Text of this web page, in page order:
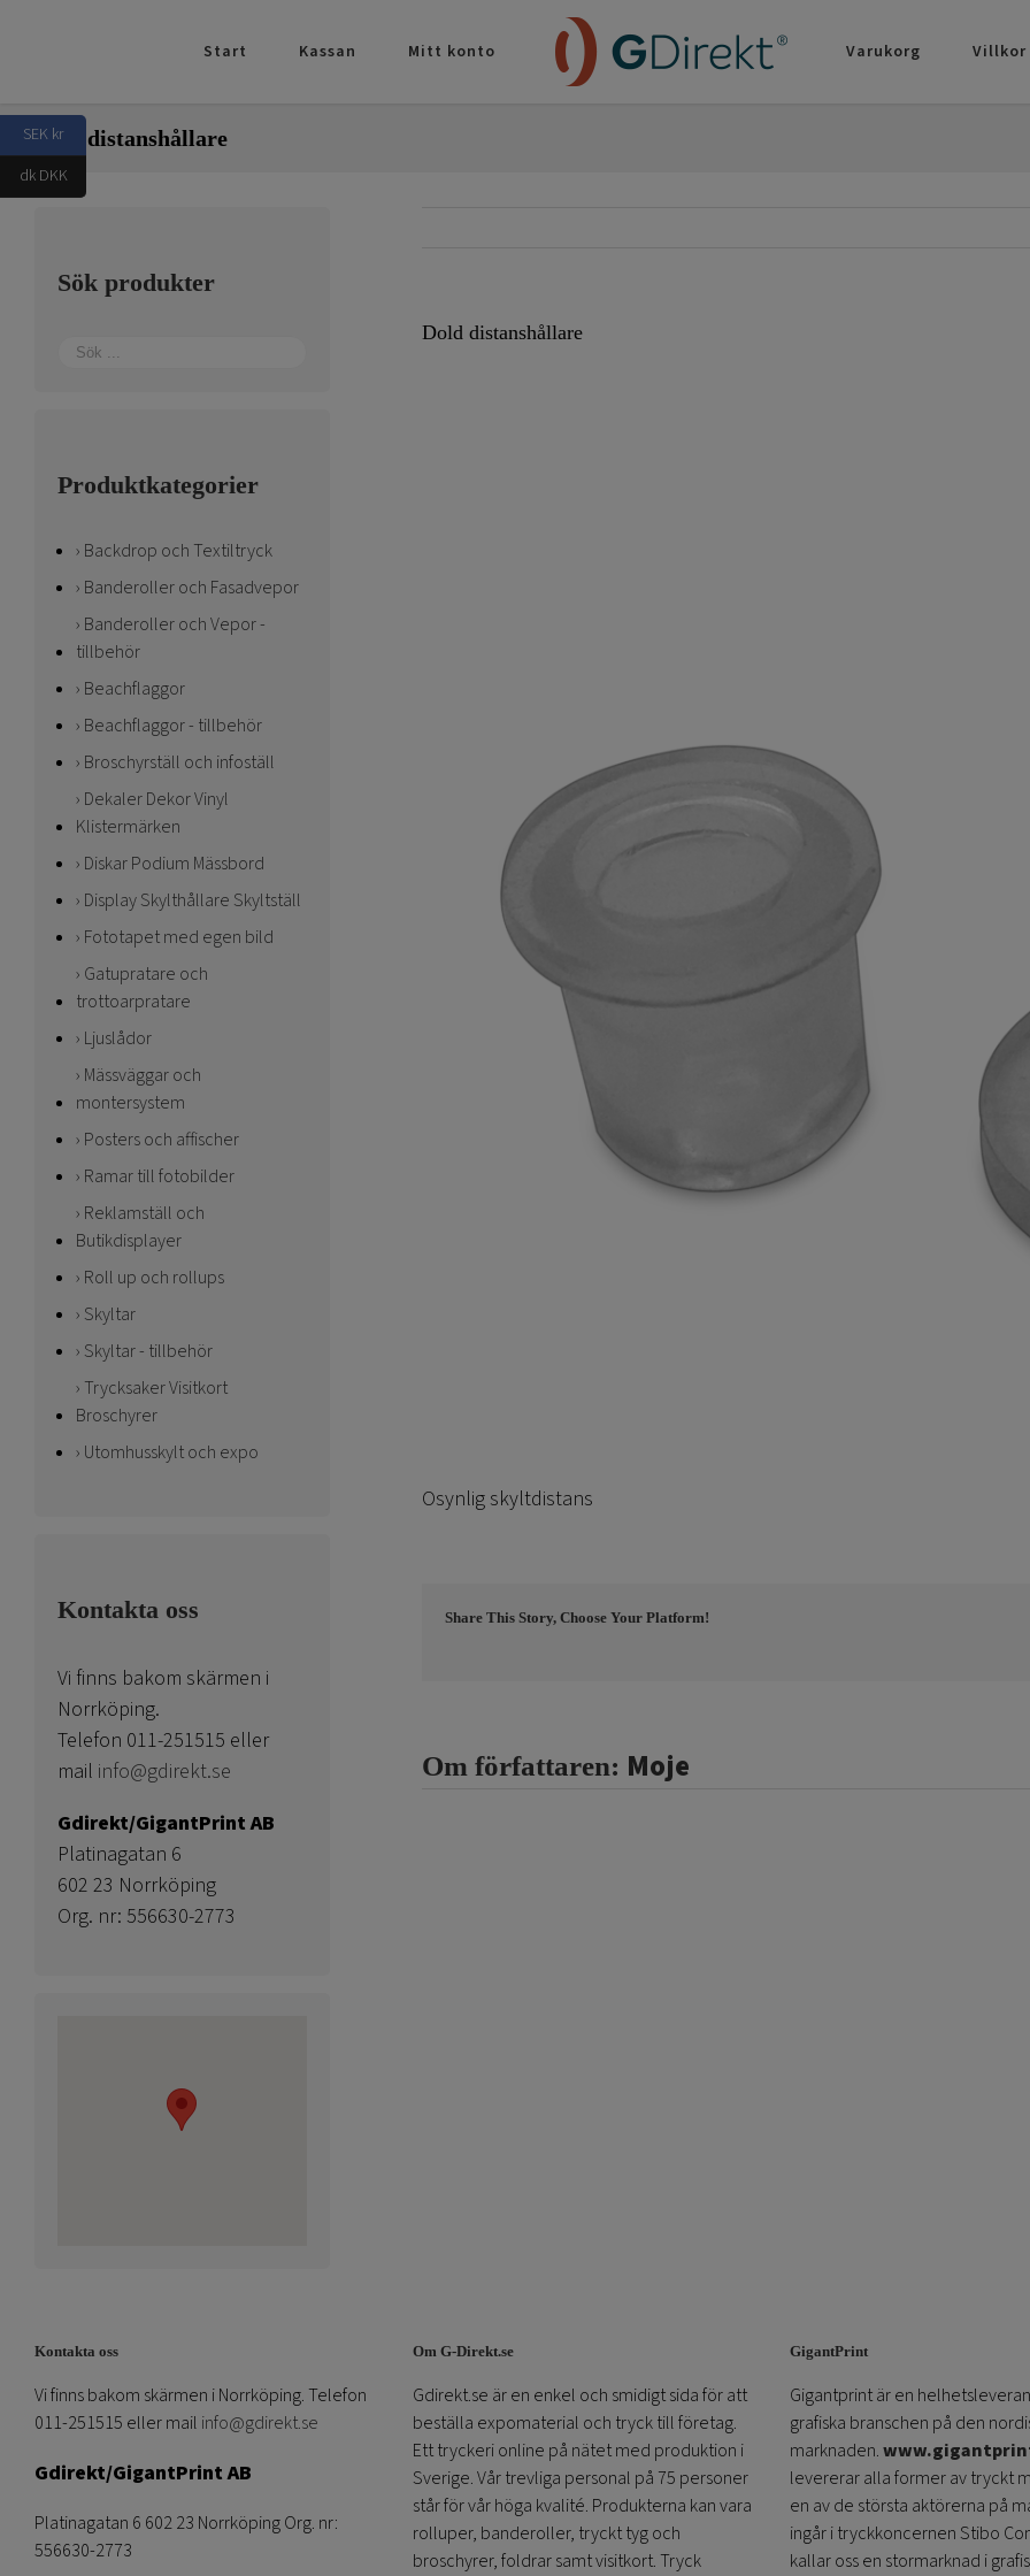
Start Kassan Mitt konto Varukorg Villkor
Dold distanshållare
Dold distanshållare
Osynlig skyltdistans
Share This Story, Choose Your Platform!
Om författaren: Moje
Sök produkter
Produktkategorier
Backdrop och Textiltryck
Banderoller och Fasadvepor
Banderoller och Vepor -
tillbehör
Beachflaggor
Beachflaggor - tillbehör
Broschyrställ och infoställ
Dekaler Dekor Vinyl
Klistermärken
Diskar Podium Mässbord
Display Skylthållare Skyltställ
Fototapet med egen bild
Gatupratare och
trottoarpratare
Ljuslådor
Mässväggar och
montersystem
Posters och affischer
Ramar till fotobilder
Reklamställ och
Butikdisplayer
Roll up och rollups
Skyltar
Skyltar - tillbehör
Trycksaker Visitkort
Broschyrer
Utomhusskylt och expo
Kontakta oss
Vi finns bakom skärmen i
Norrköping.
Telefon 011-251515 eller
mail info@gdirekt.se
Gdirekt/GigantPrint AB
Platinagatan 6
602 23 Norrköping
Org. nr: 556630-2773
Kontakta oss
Vi finns bakom skärmen i Norrköping. Telefon
011-251515 eller mail info@gdirekt.se
Gdirekt/GigantPrint AB
Platinagatan 6 602 23 Norrköping Org. nr:
556630-2773
Om G-Direkt.se
Gdirekt.se är en enkel och smidigt sida för att
beställa expomaterial och tryck till företag.
Ett tryckeri online på nätet med produktion i
Sverige. Vår trevliga personal på 75 personer
står för vår höga kvalité. Produkterna kan vara
rolluper, banderoller, tryckt tyg och
broschyrer, foldrar samt visitkort. Tryck
GigantPrint
Gigantprint är en
grafiska branschen på den
marknaden.
levererar alla former av tryckt
en av de största aktörerna på
ingår i tryckkoncernen Stibo
kallar oss en stormarknad i
SEK kr
dk DKK